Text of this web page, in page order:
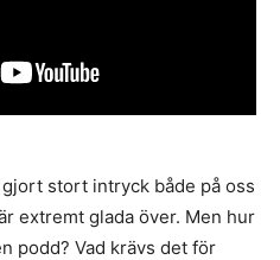
stort intryck både på oss
extremt glada över. Men hur
podd? Vad krävs det för